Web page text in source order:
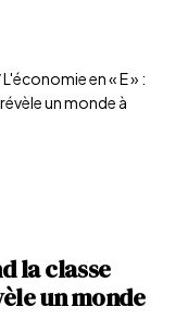
L'économie en « E » :
un monde à
la classe
un monde